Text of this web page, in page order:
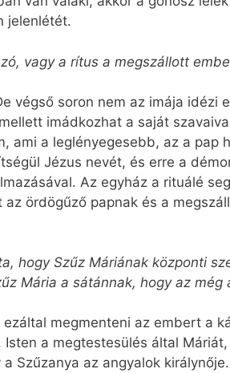
jelenlétét.
vagy a rítus a megszállott
végső soron nem az imája idézi
imádkozhat a saját
ami a leglényegesebb, az a pap
Jézus nevét, és erre a
Az egyház a rituálé
ördögűző papnak és a
hogy Szűz Máriának központi
Mária a sátánnak, hogy az még
megmenteni az embert a
a megtestesülés által
Szűzanya az angyalok